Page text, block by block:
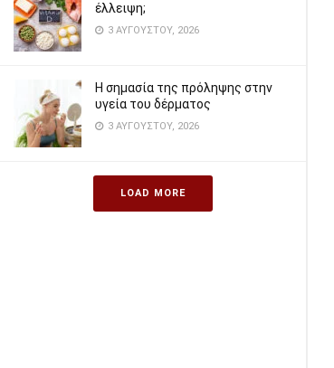
έλλειψη;
3 ΑΥΓΟΎΣΤΟΥ, 2026
Η σημασία της πρόληψης στην
υγεία του δέρματος
3 ΑΥΓΟΎΣΤΟΥ, 2026
LOAD MORE